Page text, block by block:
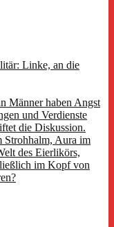
Linke, an die
Männer haben Angst
und Verdienste
die Diskussion.
Strohhalm, Aura im
des Eierlikörs,
im Kopf von